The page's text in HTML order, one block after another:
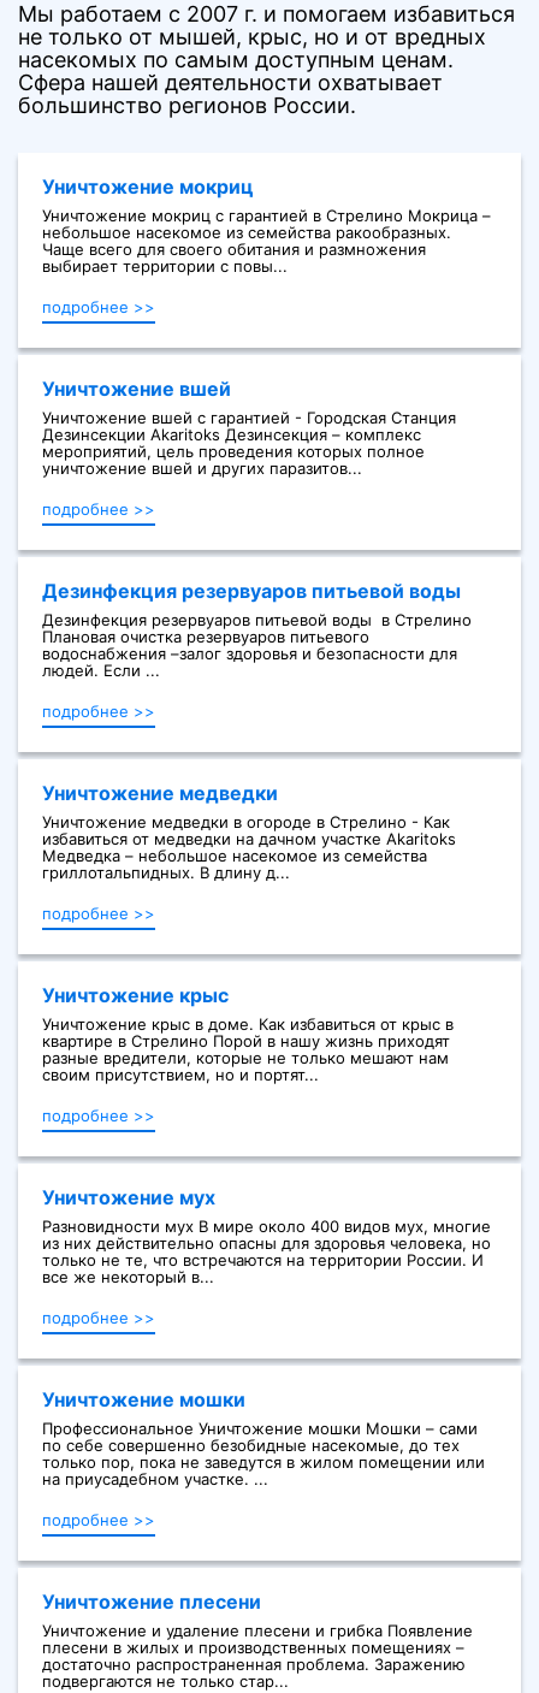
Мы работаем с 2007 г. и помогаем избавиться
не только от мышей, крыс, но и от вредных
насекомых по самым доступным ценам.
Сфера нашей деятельности охватывает
большинство регионов России.
Уничтожение мокриц
Уничтожение мокриц с гарантией в Стрелино Мокрица –
небольшое насекомое из семейства ракообразных.
Чаще всего для своего обитания и размножения
выбирает территории с повы...
подробнее >>
Уничтожение вшей
Уничтожение вшей с гарантией - Городская Станция
Дезинсекции Akaritoks Дезинсекция – комплекс
мероприятий, цель проведения которых полное
уничтожение вшей и других паразитов...
подробнее >>
Дезинфекция резервуаров питьевой воды
Дезинфекция резервуаров питьевой воды в Стрелино
Плановая очистка резервуаров питьевого
водоснабжения –залог здоровья и безопасности для
людей. Если ...
подробнее >>
Уничтожение медведки
Уничтожение медведки в огороде в Стрелино - Как
избавиться от медведки на дачном участке Akaritoks
Медведка – небольшое насекомое из семейства
гриллотальпидных. В длину д...
подробнее >>
Уничтожение крыс
Уничтожение крыс в доме. Как избавиться от крыс в
квартире в Стрелино Порой в нашу жизнь приходят
разные вредители, которые не только мешают нам
своим присутствием, но и портят...
подробнее >>
Уничтожение мух
Разновидности мух В мире около 400 видов мух, многие
из них действительно опасны для здоровья человека, но
только не те, что встречаются на территории России. И
все же некоторый в...
подробнее >>
Уничтожение мошки
Профессиональное Уничтожение мошки Мошки – сами
по себе совершенно безобидные насекомые, до тех
только пор, пока не заведутся в жилом помещении или
на приусадебном участке. ...
подробнее >>
Уничтожение плесени
Уничтожение и удаление плесени и грибка Появление
плесени в жилых и производственных помещениях –
достаточно распространенная проблема. Заражению
подвергаются не только стар...